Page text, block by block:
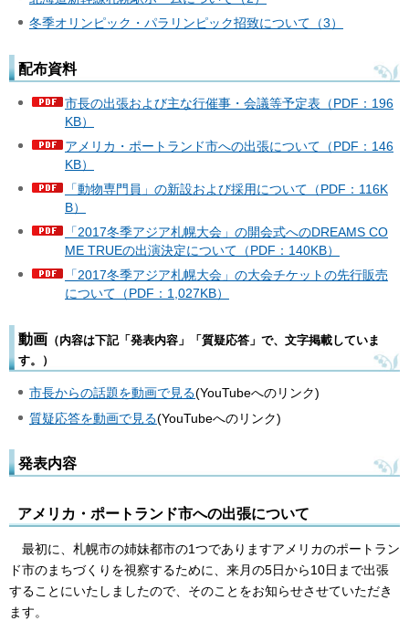
冬季オリンピック・パラリンピック招致について（3）
配布資料
市長の出張および主な行催事・会議等予定表（PDF：196
KB）
アメリカ・ポートランド市への出張について（PDF：146
KB）
「動物専門員」の新設および採用について（PDF：116K
B）
「2017冬季アジア札幌大会」の開会式へのDREAMS CO
ME TRUEの出演決定について（PDF：140KB）
「2017冬季アジア札幌大会」の大会チケットの先行販売
について（PDF：1,027KB）
動画 （内容は下記「発表内容」「質疑応答」で、文字掲載していま
す。）
市長からの話題を動画で見る(YouTubeへのリンク)
質疑応答を動画で見る(YouTubeへのリンク)
発表内容
アメリカ・ポートランド市への出張について
最初に、札幌市の姉妹都市の1つでありますアメリカのポートラン
ド市のまちづくりを視察するために、来月の5日から10日まで出張
することにいたしましたので、そのことをお知らせさせていただき
ます。